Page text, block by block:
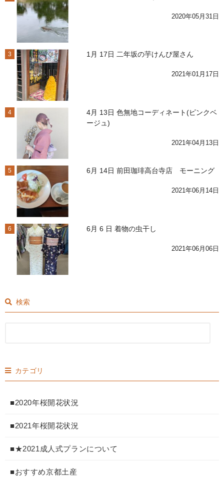
2020年05月31日
3 1月 17日 二年坂の芋けんぴ屋さん
2021年01月17日
4
4月 13日 色無地コーディネート(ピンクベ
ージュ)
2021年04月13日
5 6月 14日 前田珈琲高台寺店 モーニング
2021年06月14日
6 6月 6 日 着物の虫干し
2021年06月06日
検索
カテゴリ
■2020年桜開花状況
■2021年桜開花状況
■★2021成人式プランについて
■おすすめ京都土産